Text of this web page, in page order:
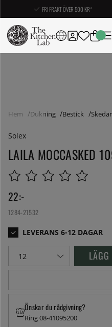
FRI FRAKT ÖVER 500 KR*
Hem Dukning Bestick Skedar
Solex
LAILA MOCCASKED
22:-
1284-21532
Önskar du rådgivning?
Ring 08-41095200